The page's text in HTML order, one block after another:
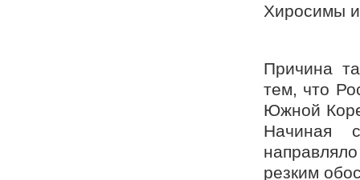
Хиросимы
Причина
тем, что
Южной
Начиная
резким